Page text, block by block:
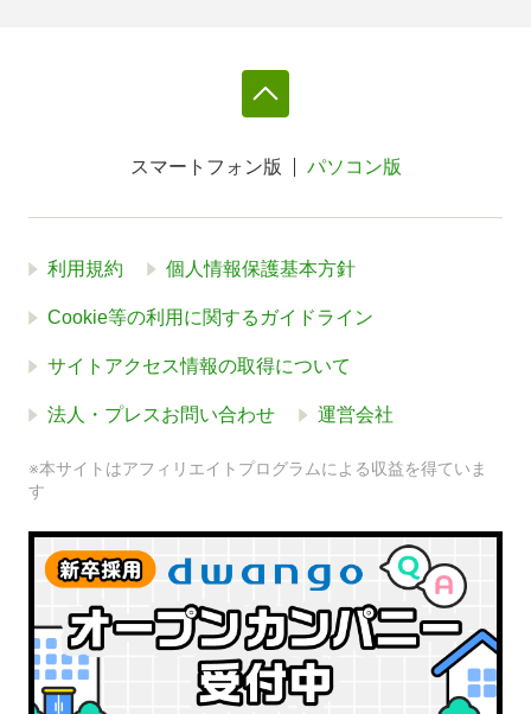
スマートフォン版 パソコン版
利用規約 個人情報保護基本方針
Cookie等の利用に関するガイドライン
サイトアクセス情報の取得について
法人・プレスお問い合わせ 運営会社
※本サイトはアフィリエイトプログラムによる収益を得ていま
す